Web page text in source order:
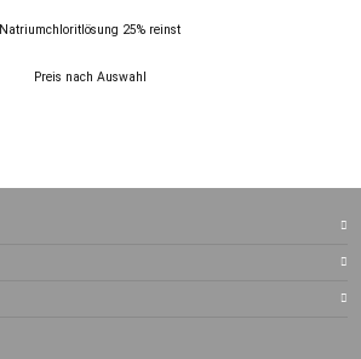
Natriumchloritlösung 25% reinst
Preis nach Auswahl